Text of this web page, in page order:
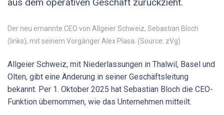
Der neu ernannte CEO von Allgeier Schweiz, Sebastian Bloch
(links), mit seinem Vorgänger Alex Plasa. (Source: zVg)
Allgeier Schweiz, mit Niederlassungen in Thalwil, Basel und
Olten, gibt eine Änderung in seiner Geschäftsleitung
bekannt. Per 1. Oktober 2025 hat Sebastian Bloch die CEO-
Funktion übernommen, wie das Unternehmen mitteilt.